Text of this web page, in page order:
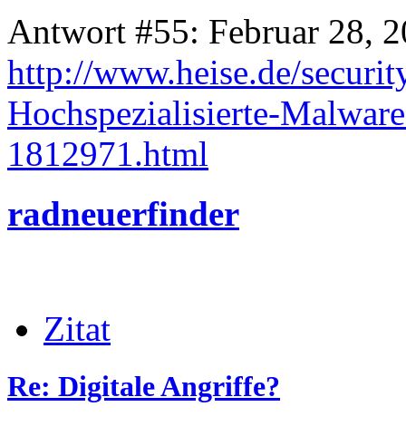
Antwort #55: Februar 28,
http://www.heise.de/
Hochspezialisierte-
1812971.html
radneuerfinder
Zitat
Re: Digitale Angriffe?